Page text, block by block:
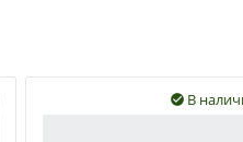
В
